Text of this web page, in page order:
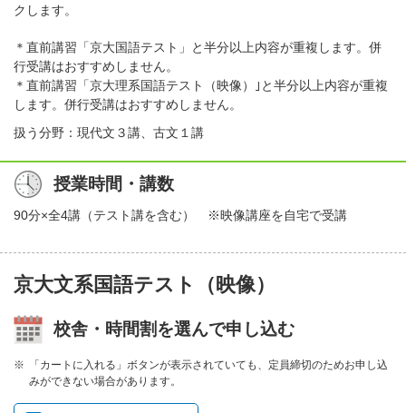
クします。
＊直前講習「京大国語テスト」と半分以上内容が重複します。併
行受講はおすすめしません。
＊直前講習「京大理系国語テスト（映像）｣と半分以上内容が重複
します。併行受講はおすすめしません。
扱う分野：現代文３講、古文１講
授業時間・講数
90分×全4講（テスト講を含む） ※映像講座を自宅で受講
京大文系国語テスト（映像）
校舎・時間割を選んで申し込む
「カートに入れる」ボタンが表示されていても、定員締切のためお申し込
みができない場合があります。